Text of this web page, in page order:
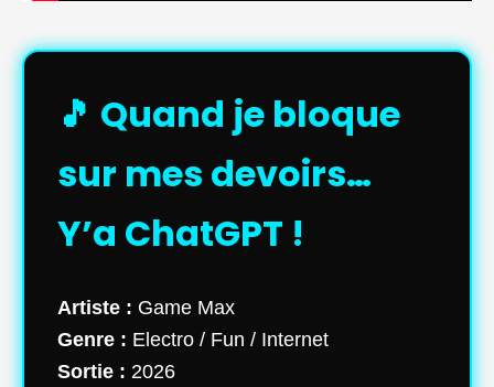
🎵 Quand je bloque
sur mes devoirs…
Y’a ChatGPT !
Artiste : Game Max
Genre : Electro / Fun / Internet
Sortie : 2026